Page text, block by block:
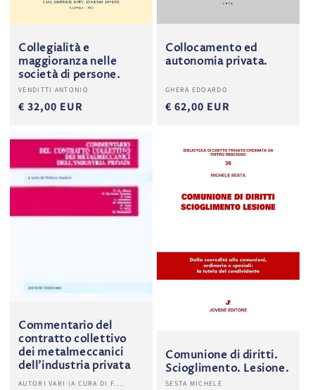
Collegialità e
maggioranza nelle
società di persone.
Produttore:
VENDITTI ANTONIO
€ 32,00 EUR
Collocamento ed
autonomia privata.
Produttore:
GHERA EDOARDO
€ 62,00 EUR
Commentario del
contratto collettivo
dei metalmeccanici
dell'industria privata
Produttore:
AUTORI VARI (A CURA DI F.
Comunione di diritti.
Scioglimento. Lesione.
Produttore:
SESTA MICHELE